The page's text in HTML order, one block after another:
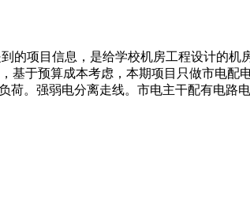
项目信息，是给学校机房工程设计的机
基于预算成本考虑，本期项目只做市电配
荷。强弱电分离走线。市电主干配有电路